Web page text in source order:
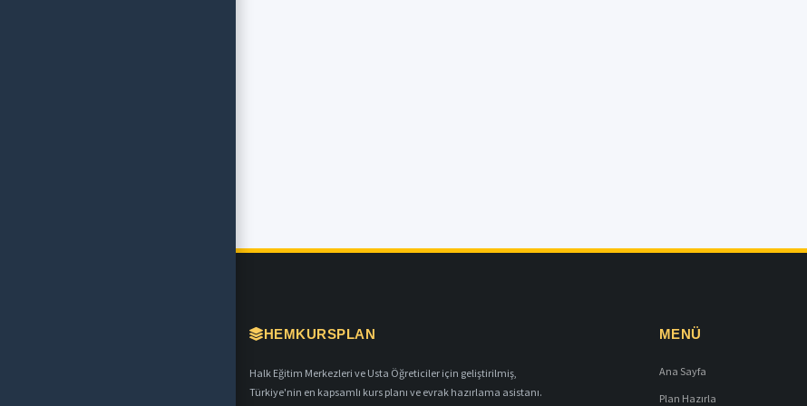
HEMKURSPLAN
Halk Eğitim Merkezleri ve Usta Öğreticiler için geliştirilmiş,
Türkiye'nin en kapsamlı kurs planı ve evrak hazırlama asistanı.
MENÜ
Ana Sayfa
Plan Hazırla